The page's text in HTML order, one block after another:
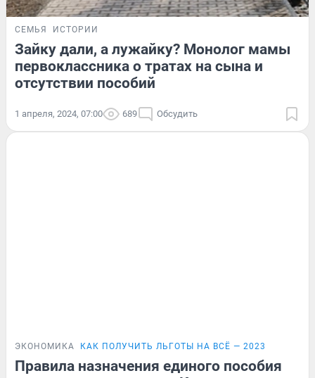
СЕМЬЯ ИСТОРИИ
Зайку дали, а лужайку? Монолог мамы
первоклассника о тратах на сына и
отсутствии пособий
1 апреля, 2024, 07:00 689 Обсудить
ЭКОНОМИКА КАК ПОЛУЧИТЬ ЛЬГОТЫ НА ВСЁ — 2023
Правила назначения единого пособия